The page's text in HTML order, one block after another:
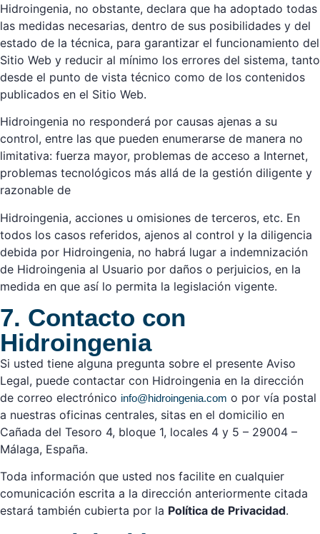
Hidroingenia, no obstante, declara que ha adoptado todas
las medidas necesarias, dentro de sus posibilidades y del
estado de la técnica, para garantizar el funcionamiento del
Sitio Web y reducir al mínimo los errores del sistema, tanto
desde el punto de vista técnico como de los contenidos
publicados en el Sitio Web.
Hidroingenia no responderá por causas ajenas a su
control, entre las que pueden enumerarse de manera no
limitativa: fuerza mayor, problemas de acceso a Internet,
problemas tecnológicos más allá de la gestión diligente y
razonable de
Hidroingenia, acciones u omisiones de terceros, etc. En
todos los casos referidos, ajenos al control y la diligencia
debida por Hidroingenia, no habrá lugar a indemnización
de Hidroingenia al Usuario por daños o perjuicios, en la
medida en que así lo permita la legislación vigente.
7. Contacto con
Hidroingenia
Si usted tiene alguna pregunta sobre el presente Aviso
Legal, puede contactar con Hidroingenia en la dirección
de correo electrónico info@hidroingenia.com o por vía postal
a nuestras oficinas centrales, sitas en el domicilio en
Cañada del Tesoro 4, bloque 1, locales 4 y 5 – 29004 –
Málaga, España.
Toda información que usted nos facilite en cualquier
comunicación escrita a la dirección anteriormente citada
estará también cubierta por la Política de Privacidad.